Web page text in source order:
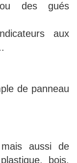
des gués
aux
aussi de
bois,